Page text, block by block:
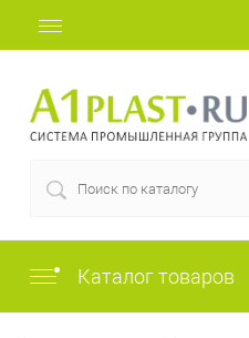
Каталог товаров